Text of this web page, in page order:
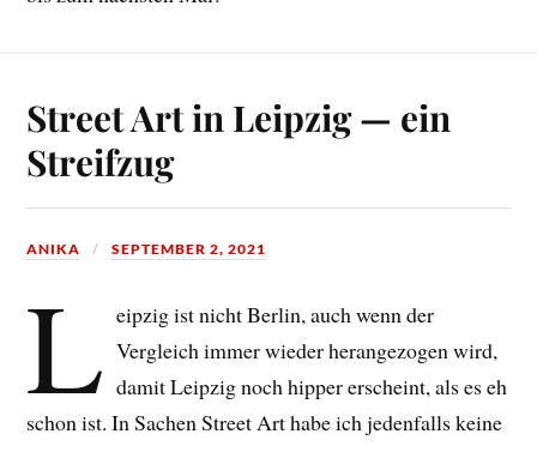
Street Art in Leipzig — ein
Streifzug
ANIKA SEPTEMBER 2, 2021
L eipzig ist nicht Berlin, auch wenn der
Vergleich immer wieder herangezogen wird,
damit Leipzig noch hipper erscheint, als es eh
schon ist. In Sachen Street Art habe ich jedenfalls keine